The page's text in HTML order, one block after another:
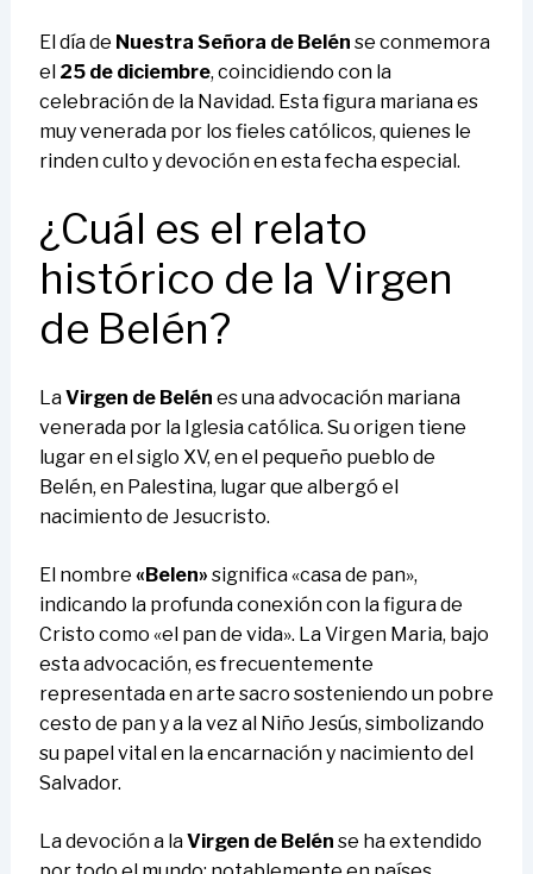
El día de Nuestra Señora de Belén se conmemora
el 25 de diciembre, coincidiendo con la
celebración de la Navidad. Esta figura mariana es
muy venerada por los fieles católicos, quienes le
rinden culto y devoción en esta fecha especial.
¿Cuál es el relato
histórico de la Virgen
de Belén?
LaVirgen de Belén es una advocación mariana
venerada por la Iglesia católica. Su origen tiene
lugar en el siglo XV, en el pequeño pueblo de
Belén, en Palestina, lugar que albergó el
nacimiento de Jesucristo.
El nombre «Belen» significa «casa de pan»,
indicando la profunda conexión con la figura de
Cristo como «el pan de vida». La Virgen Maria, bajo
esta advocación, es frecuentemente
representada en arte sacro sosteniendo un pobre
cesto de pan y a la vez al Niño Jesús, simbolizando
su papel vital en la encarnación y nacimiento del
Salvador.
La devoción a laVirgen de Belén se ha extendido